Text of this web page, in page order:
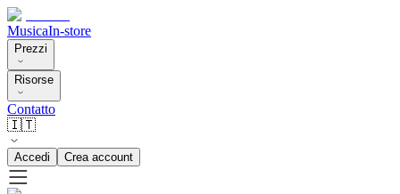
MusicaIn-store
Prezzi
Risorse
Contatto
🇮🇹
Accedi Crea account